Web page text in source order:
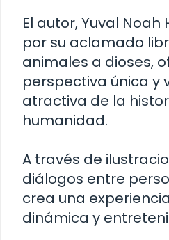
El autor, Yuval
por su aclamado
animales a dioses,
perspectiva única y
atractiva de la
humanidad.
A través de
diálogos entre
crea una
dinámica y